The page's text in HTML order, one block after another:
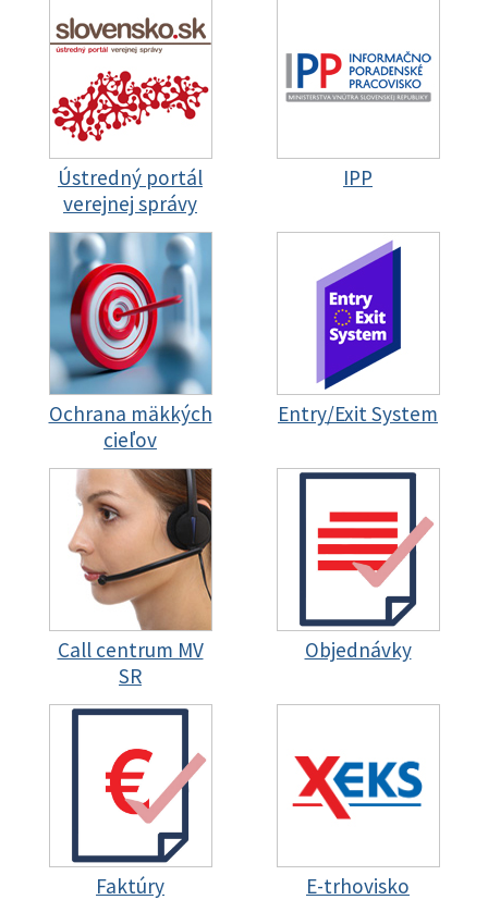
Ústredný portál
verejnej správy
IPP
Ochrana mäkkých
cieľov
Entry/Exit System
Call centrum MV
SR
Objednávky
Faktúry E-trhovisko